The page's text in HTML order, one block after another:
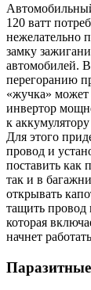
120 ватт
нежелательно
замку
автомобилей.
перегоранию
«жучка» может
инвертор
к
Для этого
провод и
поставить как
так и в
открывать
тащить
которая
начнет